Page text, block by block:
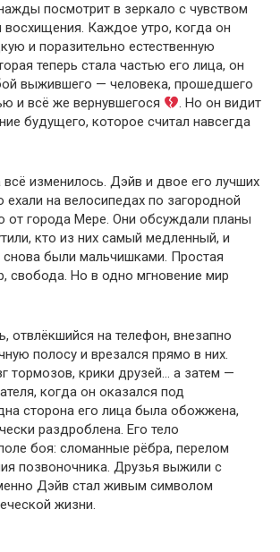
посмотрит в зеркало с чувством
восхищения. Каждое утро, когда он
и поразительно естественную
теперь стала частью его лица, он
выжившего — человека, прошедшего
и всё же вернувшегося
. Но он видит
будущего, которое считал навсегда
изменилось. Дэйв и двое его лучших
ехали на велосипедах по загородной
от города Мере. Они обсуждали планы
кто из них самый медленный, и
снова были мальчишками. Простая
свобода. Но в одно мгновение мир
отвлёкшийся на телефон, внезапно
полосу и врезался прямо в них.
тормозов, крики друзей… а затем —
когда он оказался под
сторона его лица была обожжена,
раздроблена. Его тело
боя: сломанные рёбра, перелом
позвоночника. Друзья выжили с
Дэйв стал живым символом
жизни.